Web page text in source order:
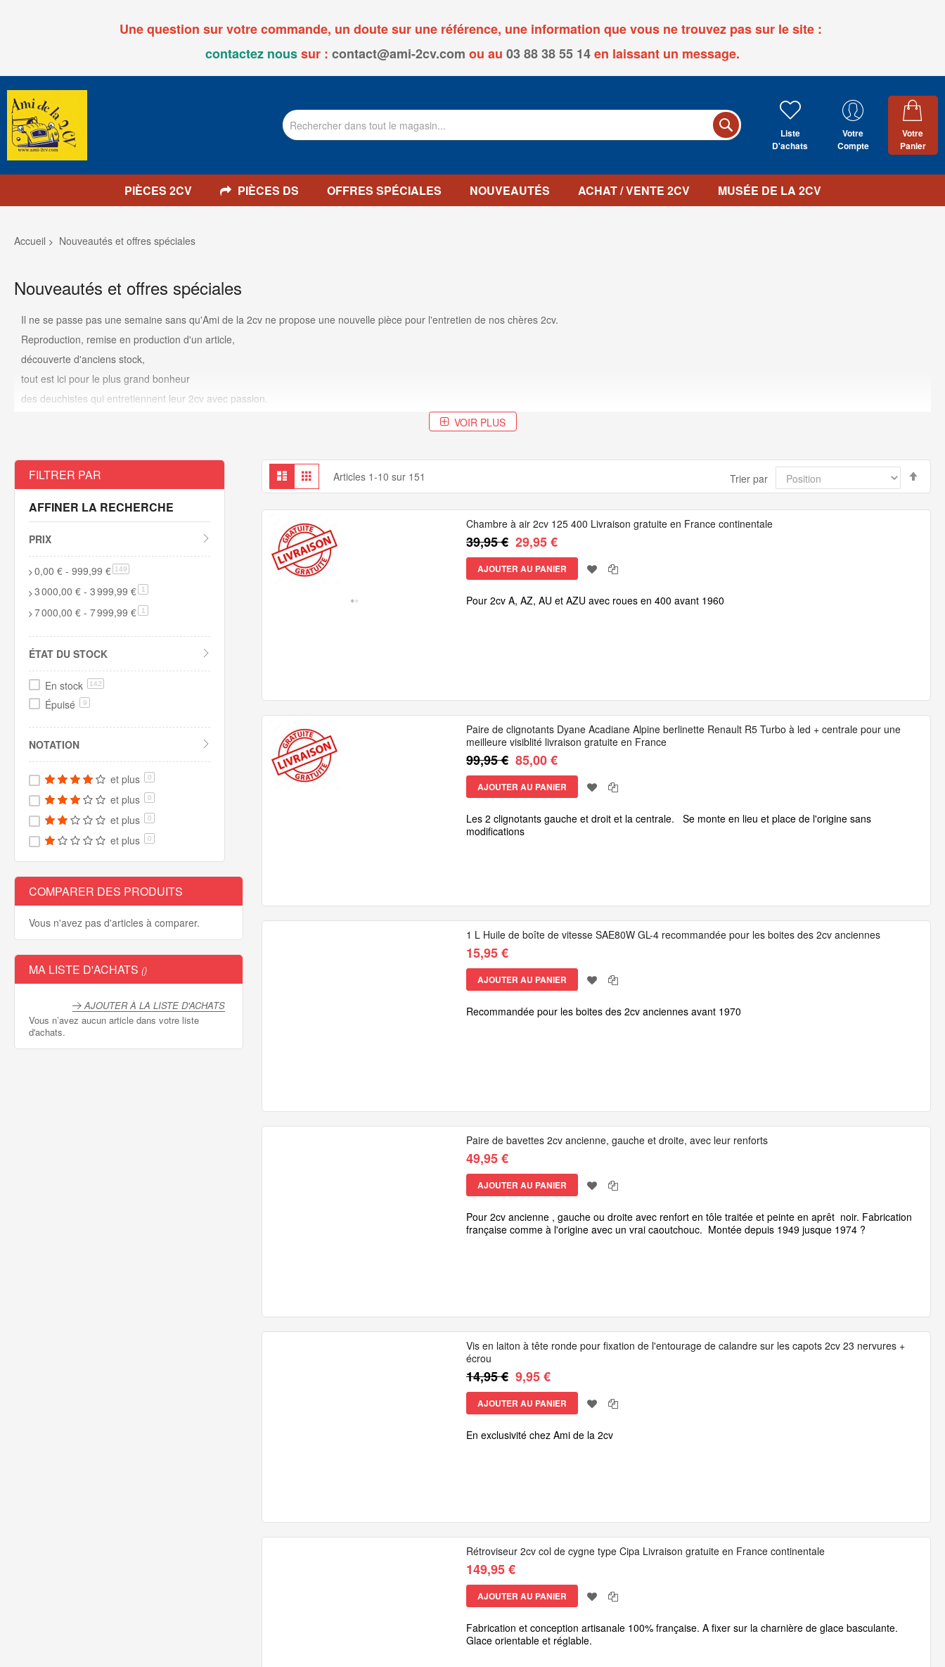
Une question sur votre commande, un doute sur une référence, une information que vous ne trouvez pas sur le site :
contactez noussur : contact@ami-2cv.com ou au 03 88 38 55 14en laissant un message.
Liste
D'achats
Votre
Compte
Votre
Panier
PIÈCES 2CV PIÈCES DS OFFRES SPÉCIALES NOUVEAUTÉS ACHAT / VENTE 2CV MUSÉE DE LA 2CV
Accueil Nouveautés et offres spéciales
Nouveautés et offres spéciales
Il ne se passe pas une semaine sans qu'Ami de la 2cv ne propose une nouvelle pièce pour l'entretien de nos chères 2cv.
Reproduction, remise en production d'un article,
découverte d'anciens stock,
tout est ici pour le plus grand bonheur
des deuchistes qui entretiennent leur 2cv avec passion.
VOIR PLUS
Afficher
en
Liste GrilleArticles 1-10 sur 151 Trier par
Chambre à air 2cv 125 400 Livraison gratuite en France continentale
29,95 €
39,95 €
AJOUTER AU PANIER
Pour 2cv A, AZ, AU et AZU avec roues en 400 avant 1960
Paire de clignotants Dyane Acadiane Alpine berlinette Renault R5 Turbo à led + centrale pour une
meilleure visiblité livraison gratuite en France
85,00 €
99,95 €
AJOUTER AU PANIER
Les 2 clignotants gauche et droit et la centrale. Se monte en lieu et place de l'origine sans
modifications
1 L Huile de boîte de vitesse SAE80W GL-4 recommandée pour les boites des 2cv anciennes
15,95 €
AJOUTER AU PANIER
Recommandée pour les boites des 2cv anciennes avant 1970
Paire de bavettes 2cv ancienne, gauche et droite, avec leur renforts
49,95 €
AJOUTER AU PANIER
Pour 2cv ancienne , gauche ou droite avec renfort en tôle traitée et peinte en aprêt noir. Fabrication
française comme à l'origine avec un vrai caoutchouc. Montée depuis 1949 jusque 1974 ?
Vis en laiton à tête ronde pour fixation de l'entourage de calandre sur les capots 2cv 23 nervures +
écrou
9,95 €
14,95 €
AJOUTER AU PANIER
En exclusivité chez Ami de la 2cv
Rétroviseur 2cv col de cygne type Cipa Livraison gratuite en France continentale
149,95 €
AJOUTER AU PANIER
Fabrication et conception artisanale 100% française. A fixer sur la charnière de glace basculante.
Glace orientable et réglable.
FILTRER PAR
AFFINER LA RECHERCHE
PRIX
0,00 € - 999,99 € 149
3 000,00 € - 3 999,99 € 1
7 000,00 € - 7 999,99 € 1
ÉTAT DU STOCK
En stock 142
Épuisé 9
NOTATION
et plus 0
et plus 0
et plus 0
et plus 0
COMPARER DES PRODUITS
Vous n'avez pas d'articles à comparer.
MA LISTE D'ACHATS
AJOUTER À LA LISTE D'ACHATS
Vous n’avez aucun article dans votre liste
d'achats.